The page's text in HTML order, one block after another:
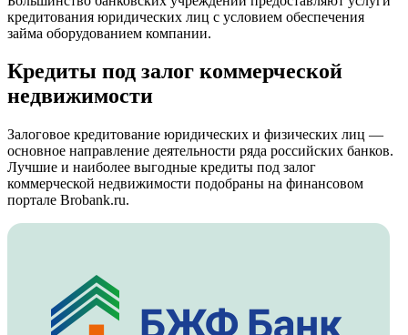
кредитования юридических лиц с условием обеспечения
займа оборудованием компании.
Кредиты под залог коммерческой
недвижимости
Залоговое кредитование юридических и физических лиц —
основное направление деятельности ряда российских банков.
Лучшие и наиболее выгодные кредиты под залог
коммерческой недвижимости подобраны на финансовом
портале Brobank.ru.